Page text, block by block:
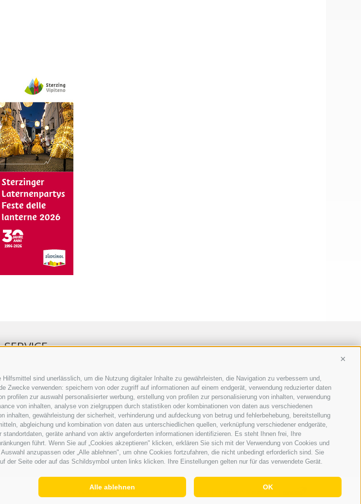
sind unerlässlich, um die Nutzung digitaler Inhalte zu gewährleisten, die Navigation zu verbessern und,
verwenden: speichern von oder zugriff auf informationen auf einem endgerät, verwendung reduzierter daten
zur auswahl personalisierter werbung, erstellung von profilen zur personalisierung von inhalten, verwendung
von inhalten, analyse von zielgruppen durch statistiken oder kombinationen von daten aus verschiedenen
gewährleistung der sicherheit, verhinderung und aufdeckung von betrug und fehlerbehebung, bereitstellung
abgleichung und kombination von daten aus unterschiedlichen quellen, verknüpfung verschiedener endgeräte,
geräte anhand von aktiv angeforderten informationen identifizieren. Es steht Ihnen frei, Ihre
führt. Wenn Sie auf „Cookies akzeptieren" klicken, erklären Sie sich mit der Verwendung von Cookies und
anzupassen oder „Alle ablehnen", um ohne Cookies fortzufahren, die nicht unbedingt erforderlich sind. Sie
der Seite oder auf das Schildsymbol unten links klicken. Ihre Einstellungen gelten nur für das verwendete Gerät.
OK
Alle ablehnen
SERVICE
VERANSTALTUNGSKALENDER
KLEINANZEIGER
NÜTZLICHE LINKS
WETTER
WEBCAM
VIDEOS
TRAUER
IMPRESSUM |SITEMAP|COOKIE-RICHTLINIE Cookie Präferenzen